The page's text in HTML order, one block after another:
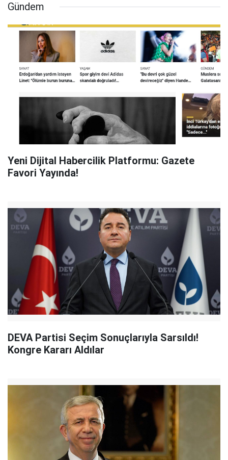
Gündem
Yeni Dijital Habercilik Platformu: Gazete
Favori Yayında!
DEVA Partisi Seçim Sonuçlarıyla Sarsıldı!
Kongre Kararı Aldılar